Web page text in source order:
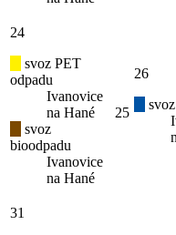
24
svoz PET
odpadu
Ivanovice
na Hané
svoz
bioodpadu
Ivanovice
na Hané
25
26
31